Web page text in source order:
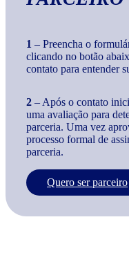
1 – Preencha o
clicando no botão
contato para entender
2 – Após o contato
uma avaliação para
parceria. Uma vez
processo formal de
parceria.
Quero ser parceiro